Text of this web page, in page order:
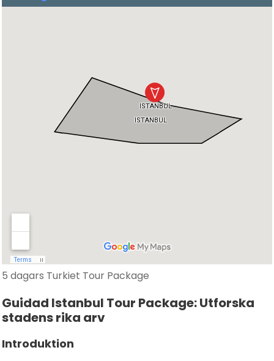
5 dagars Turkiet Tour Package
Guidad Istanbul Tour Package: Utforska
stadens rika arv
Introduktion